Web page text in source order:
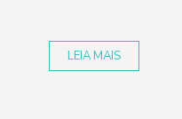
LEIA MAIS